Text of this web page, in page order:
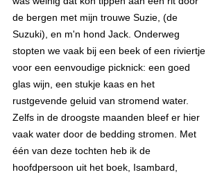
de bergen met mijn trouwe Suzie, (de
Suzuki), en m'n hond Jack. Onderweg
stopten we vaak bij een beek of een riviertje
voor een eenvoudige picknick: een goed
glas wijn, een stukje kaas en het
rustgevende geluid van stromend water.
Zelfs in de droogste maanden bleef er hier
vaak water door de bedding stromen. Met
één van deze tochten heb ik de
hoofdpersoon uit het boek, Isambard,